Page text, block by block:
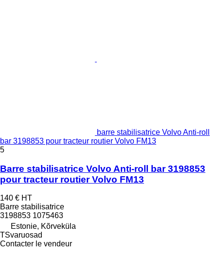
barre stabilisatrice Volvo Anti-roll
bar 3198853 pour tracteur routier Volvo FM13
5
Barre stabilisatrice Volvo Anti-roll bar 3198853
pour tracteur routier Volvo FM13
140 € HT
Barre stabilisatrice
3198853 1075463
Estonie, Kõrveküla
TSvaruosad
Contacter le vendeur